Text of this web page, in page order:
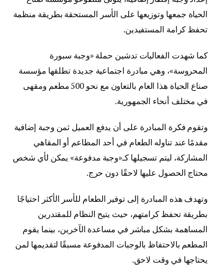
الحياة جمعها وتوزيعها على الأسر المستحقة بطريقة منظمة
تحفظ كرامة المستفيدين.
كما شهدت الفعاليات تدشين حملة «وجبة سبورة
المحروسة»، وهي مبادرة اجتماعية جديدة تطلقها مؤسسة
صناع الحياة هذا العام بالتعاون مع نحو 500 مطعم ومقهى
في مختلف أنحاء الجمهورية.
وتقوم فكرة المبادرة على أن يدفع العميل ثمن وجبة إضافية
مقدمًا عند تناوله الطعام في أحد المطاعم أو المقاهي
المشاركة، ليتم تسجيلها كـ«وجبة مدفوعة» يمكن لأي شخص
محتاج الحصول عليها لاحقًا دون حرج.
وتهدف هذه المبادرة إلى توفير الطعام للأسر الأكثر احتياجًا
بطريقة تحفظ كرامتهم، حيث يتيح النظام للمقتدرين
المساهمة بشكل مباشر في مساعدة الآخرين، بينما يقوم
المطعم بالاحتفاظ بالوجبات المدفوعة مسبقًا لتقديمها لمن
يحتاجها في وقت لاحق.